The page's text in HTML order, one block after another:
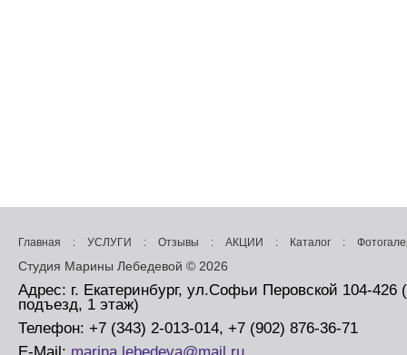
Главная : УСЛУГИ : Отзывы : АКЦИИ : Каталог :
Студия Марины Лебедевой © 2026
Адрес: г. Екатеринбург, ул.Софьи Перовской 104-426
подъезд, 1 этаж)
Телефон: +7 (343) 2-013-014, +7 (902) 876-36-71